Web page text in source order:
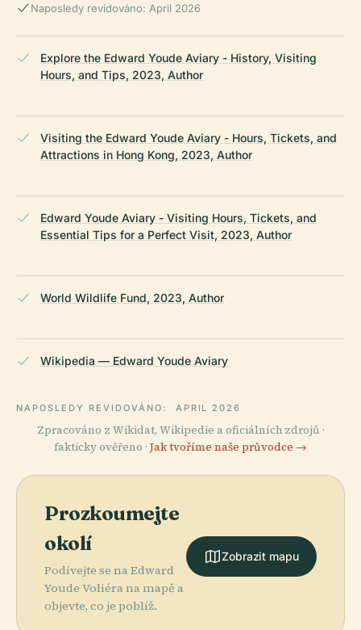
Naposledy revidováno: April 2026
Explore the Edward Youde Aviary - History, Visiting
Hours, and Tips, 2023, Author
Visiting the Edward Youde Aviary - Hours, Tickets, and
Attractions in Hong Kong, 2023, Author
Edward Youde Aviary - Visiting Hours, Tickets, and
Essential Tips for a Perfect Visit, 2023, Author
World Wildlife Fund, 2023, Author
Wikipedia — Edward Youde Aviary
NAPOSLEDY REVIDOVÁNO: APRIL 2026
Zpracováno z Wikidat, Wikipedie a oficiálních zdrojů ·
fakticky ověřeno · Jak tvoříme naše průvodce →
Prozkoumejte
okolí
Podívejte se na Edward
Youde Voliéra na mapě a
objevte, co je poblíž.
Zobrazit mapu